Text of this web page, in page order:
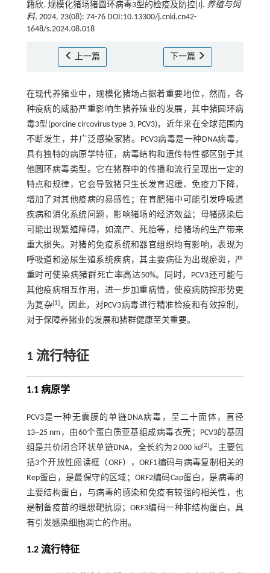
籍欣. 规模化猪场猪圆环病毒3型的检疫及防控[J]. 养殖与饲
料, 2024, 23(08): 74-76 DOI:10.13300/j.cnki.cn42-
1648/s.2024.08.018
上一篇 下一篇
在现代养猪业中，规模化猪场占据着重要地位，然而，各
种疫病的威胁严重影响生猪养殖业的发展，其中猪圆环病
毒3型(porcine circovirus type 3, PCV3)，近年来在全球范围内
不断发生，并广泛感染家猪。PCV3病毒是一种DNA病毒，
具有独特的病原学特征，病毒结构和遗传特性都区别于其
他圆环病毒类型。它在猪群中的传播和流行呈现出一定的
特点和规律，它会导致猪只生长发育迟缓、免疫力下降，
增加了对其他疫病的易感性；在育肥猪中可能引发呼吸道
疾病和消化系统问题，影响猪场的经济效益；母猪感染后
可能出现繁殖障碍，如流产、死胎等，给猪场的生产带来
重大损失。对猪的免疫系统和器官组织均有影响，表现为
呼吸道和泌尿生殖系统疾病，其主要病征为出现瘀斑，严
重时可使染病猪群死亡率高达50%。同时，PCV3还可能与
其他疫病相互作用，进一步加重病情，使疫病防控形势更
为复杂[1]。因此，对PCV3病毒进行精准检疫和有效控制，
对于保障养猪业的发展和猪群健康至关重要。
1 流行特征
1.1 病原学
PCV3是一种无囊膜的单链DNA病毒，呈二十面体，直径
13~25 nm，由60个蛋白质亚基组成病毒衣壳；PCV3的基因
组是共价闭合环状单链DNA，全长约为2 000 kd[2]。主要包
括3个开放性阅读框（ORF），ORF1编码与病毒复制相关的
Rep蛋白，是最保守的区域；ORF2编码Cap蛋白，是病毒的
主要结构蛋白，与病毒的感染和免疫有较强的相关性，也
是制备疫苗的理想靶抗原；ORF3编码一种非结构蛋白，具
有引发感染细胞凋亡的作用。
1.2 流行特征